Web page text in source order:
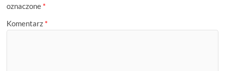
oznaczone *
Komentarz *